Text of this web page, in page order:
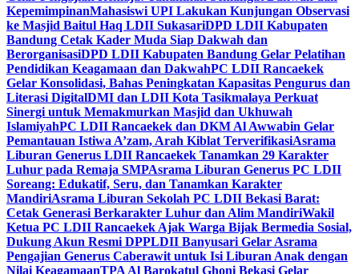
KepemimpinanMahasiswi UPI Lakukan Kunjungan Observasi
ke Masjid Baitul Haq LDII SukasariDPD LDII Kabupaten
Bandung Cetak Kader Muda Siap Dakwah dan
BerorganisasiDPD LDII Kabupaten Bandung Gelar Pelatihan
Pendidikan Keagamaan dan DakwahPC LDII Rancaekek
Gelar Konsolidasi, Bahas Peningkatan Kapasitas Pengurus dan
Literasi DigitalDMI dan LDII Kota Tasikmalaya Perkuat
Sinergi untuk Memakmurkan Masjid dan Ukhuwah
IslamiyahPC LDII Rancaekek dan DKM Al Awwabin Gelar
Pemantauan Istiwa A’zam, Arah Kiblat TerverifikasiAsrama
Liburan Generus LDII Rancaekek Tanamkan 29 Karakter
Luhur pada Remaja SMPAsrama Liburan Generus PC LDII
Soreang: Edukatif, Seru, dan Tanamkan Karakter
MandiriAsrama Liburan Sekolah PC LDII Bekasi Barat:
Cetak Generasi Berkarakter Luhur dan Alim MandiriWakil
Ketua PC LDII Rancaekek Ajak Warga Bijak Bermedia Sosial,
Dukung Akun Resmi DPPLDII Banyusari Gelar Asrama
Pengajian Generus Caberawit untuk Isi Liburan Anak dengan
Nilai KeagamaanTPA Al Barokatul Ghoni Bekasi Gelar